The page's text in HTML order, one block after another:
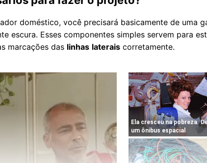
doméstico, você precisará basicamente de uma
escura. Esses componentes simples servem para
marcações das linhas laterais corretamente.